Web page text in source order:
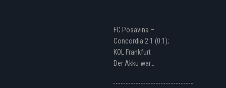
FC Posavina –
Concordia 2:1 (0:1);
KOL Frankfurt
Der Akku war…